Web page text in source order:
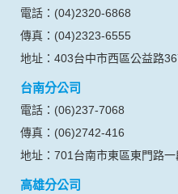
號、電子郵件、出生日期、性
成功，並登入使用我們的服務
其他除了上述，會保留您在上
生的相關記錄，包括您使用連
的瀏覽器予以標示，歸納使用
網頁，除非您願意告知您的個
將此項記錄和您對應。請您注
商，或與連結本網站，也可能
提供的個人資訊，這些廣告廠
公司不負任何連帶責任。
電話：(04)2320-6868
傳真：(04)2323-6555
地址：403台中市西區公益路
台南分公司
電話：(06)237-7068
傳真：(06)2742-416
地址：701台南市東區東門路
高雄分公司